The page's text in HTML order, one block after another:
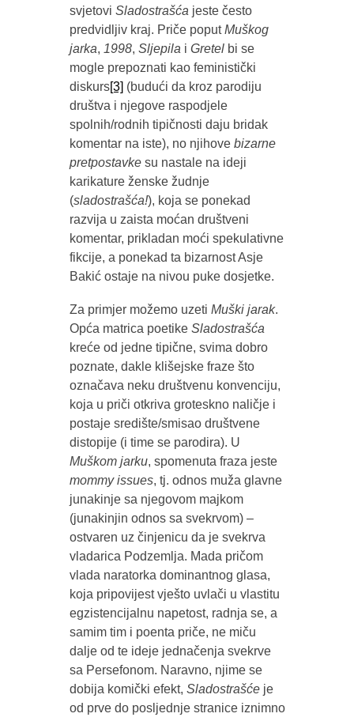
svjetovi Sladostrašćajeste često
predvidljiv kraj. Priče poputMuškog
jarka, 1998, Sljepilai Gretelbi se
mogle prepoznati kao feministički
diskurs[3] (budući da kroz parodiju
društva i njegove raspodjele
spolnih/rodnih tipičnosti daju bridak
komentar na iste), no njihove bizarne
pretpostavkesu nastale na ideji
karikature ženske žudnje
(sladostrašća!), koja se ponekad
razvija u zaista moćan društveni
komentar, prikladan moći spekulativne
fikcije, a ponekad ta bizarnost Asje
Bakić ostaje na nivou puke dosjetke.
Za primjer možemo uzeti Muški jarak.
Opća matrica poetike Sladostrašća
kreće od jedne tipične, svima dobro
poznate, dakle klišejske fraze što
označava neku društvenu konvenciju,
koja u priči otkriva groteskno naličje i
postaje središte/smisao društvene
distopije (i time se parodira). U
Muškom jarku, spomenuta fraza jeste
mommy issues, tj. odnos muža glavne
junakinje sa njegovom majkom
(junakinjin odnos sa svekrvom) –
ostvaren uz činjenicu da je svekrva
vladarica Podzemlja. Mada pričom
vlada naratorka dominantnog glasa,
koja pripovijest vješto uvlači u vlastitu
egzistencijalnu napetost, radnja se, a
samim tim i poenta priče, ne miču
dalje od te ideje jednačenja svekrve
sa Persefonom. Naravno, njime se
dobija komički efekt, Sladostrašćeje
od prve do posljednje stranice iznimno